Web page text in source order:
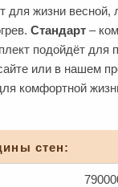
для жизни весной,
Стандарт –
подойдёт для
или в нашем
комфортной
стен: